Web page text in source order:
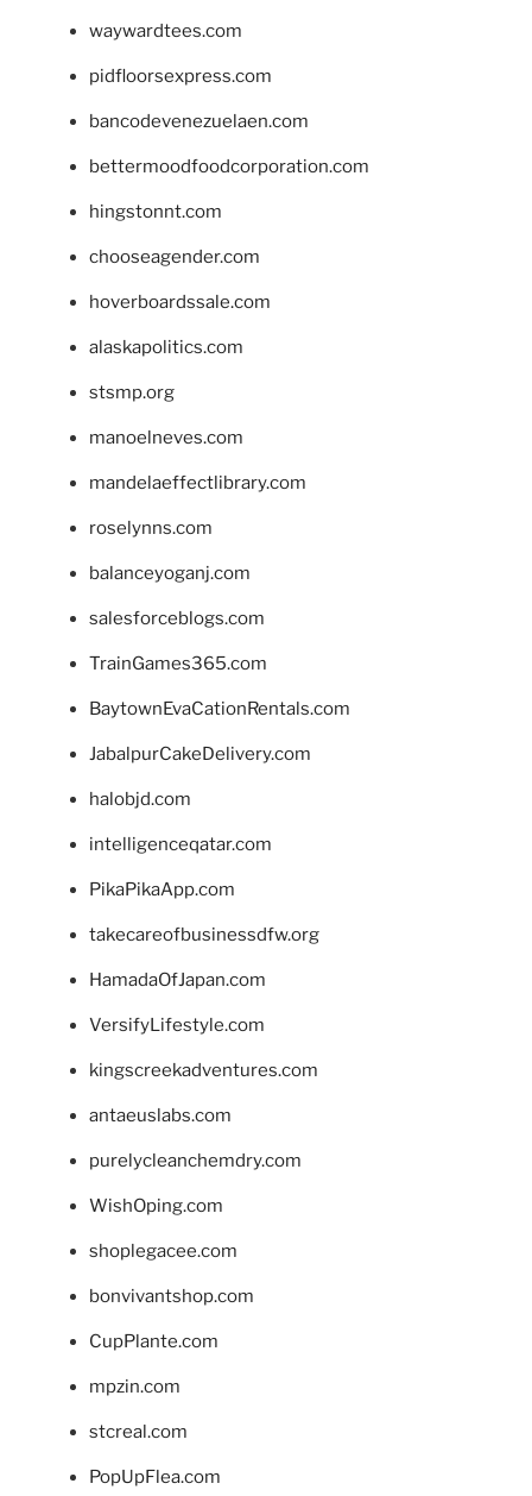
waywardtees.com
pidfloorsexpress.com
bancodevenezuelaen.com
bettermoodfoodcorporation.com
hingstonnt.com
chooseagender.com
hoverboardssale.com
alaskapolitics.com
stsmp.org
manoelneves.com
mandelaeffectlibrary.com
roselynns.com
balanceyoganj.com
salesforceblogs.com
TrainGames365.com
BaytownEvaCationRentals.com
JabalpurCakeDelivery.com
halobjd.com
intelligenceqatar.com
PikaPikaApp.com
takecareofbusinessdfw.org
HamadaOfJapan.com
VersifyLifestyle.com
kingscreekadventures.com
antaeuslabs.com
purelycleanchemdry.com
WishOping.com
shoplegacee.com
bonvivantshop.com
CupPlante.com
mpzin.com
stcreal.com
PopUpFlea.com